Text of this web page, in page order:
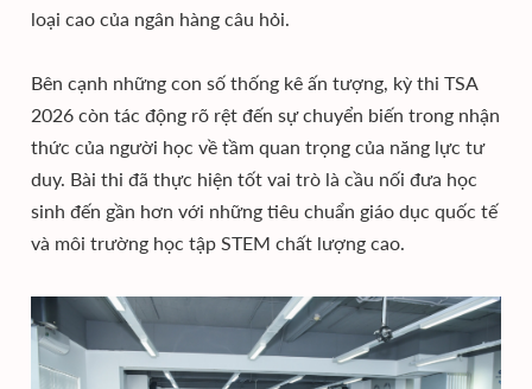
loại cao của ngân hàng câu hỏi.
Bên cạnh những con số thống kê ấn tượng, kỳ thi TSA
2026 còn tác động rõ rệt đến sự chuyển biến trong nhận
thức của người học về tầm quan trọng của năng lực tư
duy. Bài thi đã thực hiện tốt vai trò là cầu nối đưa học
sinh đến gần hơn với những tiêu chuẩn giáo dục quốc tế
và môi trường học tập STEM chất lượng cao.